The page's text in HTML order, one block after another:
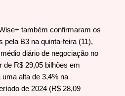
também confirmaram os
pela B3 na quinta-feira (11),
diário de negociação no
de R$ 29,05 bilhões em
alta de 3,4% na
de 2024 (R$ 28,09